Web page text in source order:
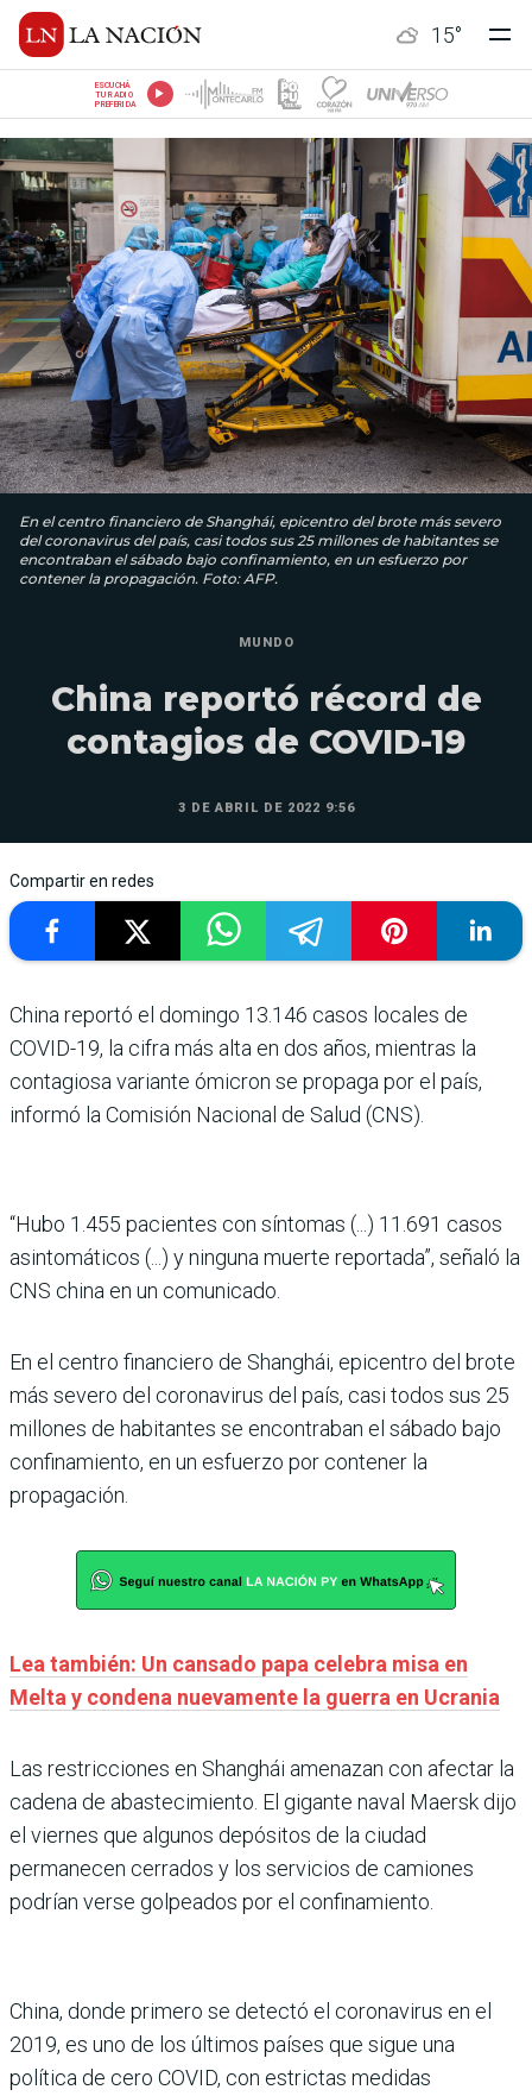
15°
ESCUCHÁ
TU RADIO
PREFERIDA
En el centro financiero de Shanghái, epicentro del brote más severo
del coronavirus del país, casi todos sus 25 millones de habitantes se
encontraban el sábado bajo confinamiento, en un esfuerzo por
contener la propagación. Foto: AFP.
MUNDO
China reportó récord de
contagios de COVID-19
3 DE ABRIL DE 2022 9:56
Compartir en redes
China reportó el domingo 13.146 casos locales de
COVID-19, la cifra más alta en dos años, mientras la
contagiosa variante ómicron se propaga por el país,
informó la Comisión Nacional de Salud (CNS).
“Hubo 1.455 pacientes con síntomas (...) 11.691 casos
asintomáticos (...) y ninguna muerte reportada”, señaló la
CNS china en un comunicado.
En el centro financiero de Shanghái, epicentro del brote
más severo del coronavirus del país, casi todos sus 25
millones de habitantes se encontraban el sábado bajo
confinamiento, en un esfuerzo por contener la
propagación.
Lea también: Un cansado papa celebra misa en
Melta y condena nuevamente la guerra en Ucrania
Las restricciones en Shanghái amenazan con afectar la
cadena de abastecimiento. El gigante naval Maersk dijo
el viernes que algunos depósitos de la ciudad
permanecen cerrados y los servicios de camiones
podrían verse golpeados por el confinamiento.
China, donde primero se detectó el coronavirus en el
2019, es uno de los últimos países que sigue una
política de cero COVID, con estrictas medidas